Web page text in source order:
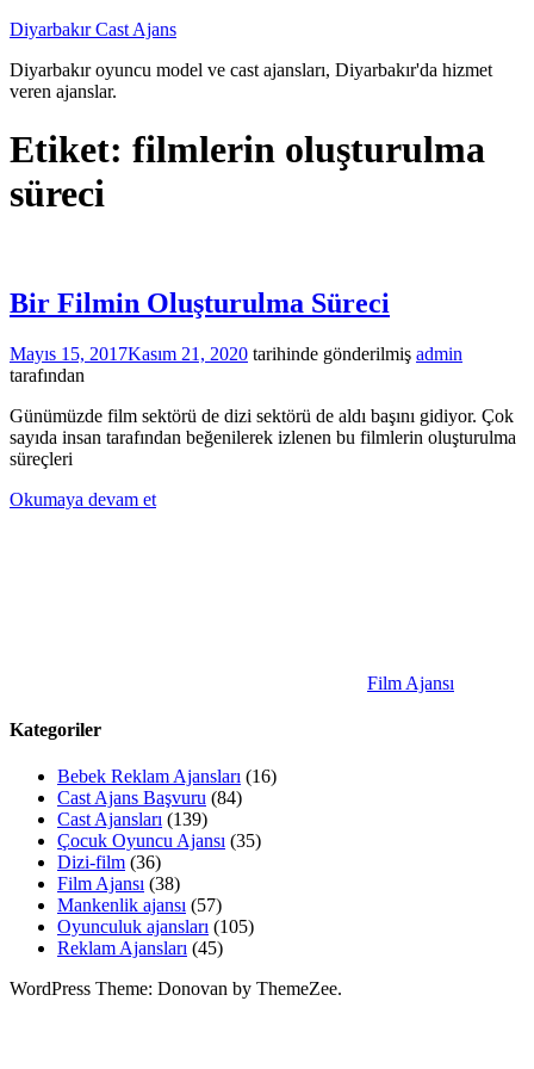
İçeriğe
Diyarbakır Cast Ajans
Diyarbakır oyuncu model ve cast ajansları, Diyarbakır'da hizmet
veren ajanslar.
Etiket: filmlerin oluşturulma
süreci
Bir Filmin Oluşturulma Süreci
Mayıs 15, 2017Kasım 21, 2020 tarihinde gönderilmiş admin
tarafından
Günümüzde film sektörü de dizi sektörü de aldı başını gidiyor. Çok
sayıda insan tarafından beğenilerek izlenen bu filmlerin oluşturulma
süreçleri
Okumaya devam et
Film Ajansı
Kategoriler
Bebek Reklam Ajansları (16)
Cast Ajans Başvuru (84)
Cast Ajansları (139)
Çocuk Oyuncu Ajansı (35)
Dizi-film (36)
Film Ajansı (38)
Mankenlik ajansı (57)
Oyunculuk ajansları (105)
Reklam Ajansları (45)
WordPress Theme: Donovan by ThemeZee.